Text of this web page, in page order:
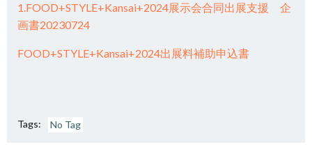
1.FOOD+STYLE+Kansai+2024展示会合同出展支援 企
画書20230724
FOOD+STYLE+Kansai+2024出展料補助申込書
Tags: No Tag